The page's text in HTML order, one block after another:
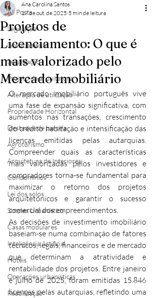
All Posts
Legislação
Licenciamento
Legalização
Projeto de arquitetura
Alteração de utilização
Propriedade Horizontal
Destaque de parcela
Agroturismo
Arquitetura de Interiores
Condomínios
Lei dos solos
Simplex Urbanístico
Casas modulares
Inteligência Artificial
Hotéis
Operações urbanísticas
Reabilitação
Projetos de
Licenciamento: O que é
mais valorizado pelo
Mercado Imobiliário
Ana Carolina Santos
17 de out. de 2025 5 min de leitura
O mercado imobiliário português vive
uma fase de expansão significativa, com
aumentos nas transações, crescimento
do crédito habitação e intensificação das
licenças emitidas pelas autarquias.
Compreender quais as características
mais valorizadas pelos investidores e
compradores torna-se fundamental para
maximizar o retorno dos projetos
arquitetónicos e garantir o sucesso
comercial dos empreendimentos.​
As decisões de investimento imobiliário
baseiam-se numa combinação de fatores
técnicos, legais, financeiros e de mercado
que determinam a atratividade e
rentabilidade dos projetos. Entre janeiro
e julho de 2025, foram emitidas 15.846
licenças pelas autarquias, refletindo uma